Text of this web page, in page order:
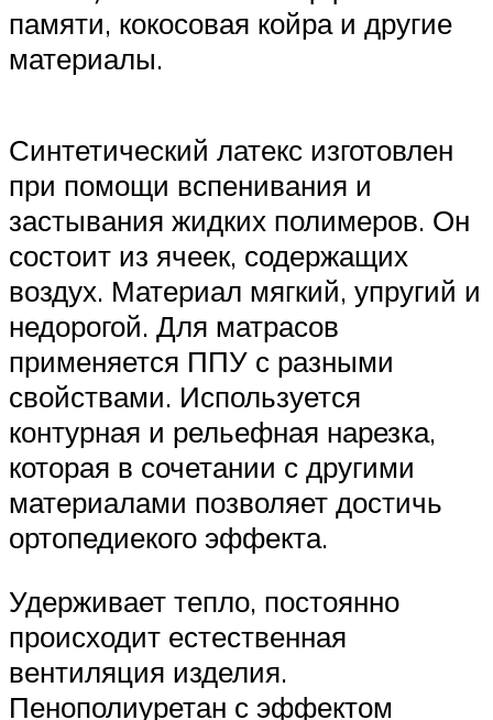
памяти, кокосовая койра и другие
материалы.
Синтетический латекс изготовлен
при помощи вспенивания и
застывания жидких полимеров. Он
состоит из ячеек, содержащих
воздух. Материал мягкий, упругий и
недорогой. Для матрасов
применяется ППУ с разными
свойствами. Используется
контурная и рельефная нарезка,
которая в сочетании с другими
материалами позволяет достичь
ортопедиекого эффекта.
Удерживает тепло, постоянно
происходит естественная
вентиляция изделия.
Пенополиуретан с эффектом